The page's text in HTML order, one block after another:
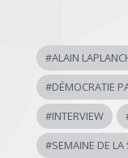
#ALAIN
#DÉMOCRATIE
#INTERVIEW
#SEMAINE DE LA